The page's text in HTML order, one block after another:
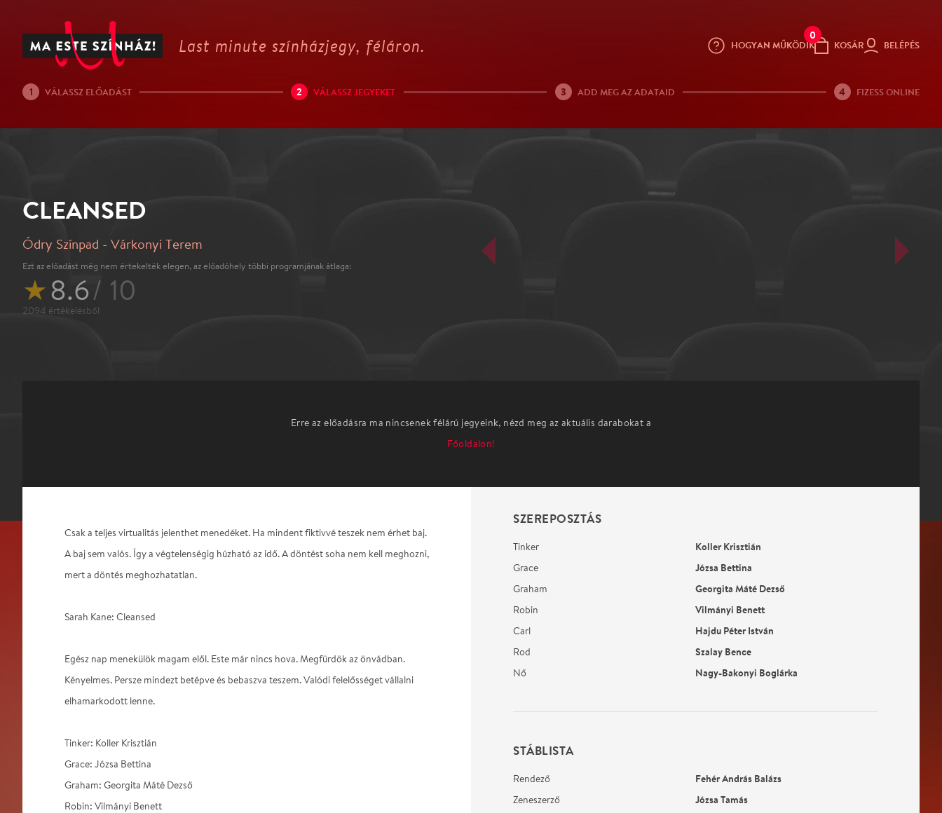
Last minute színházjegy, féláron. HOGYAN MŰKÖDIK
0
KOSÁR BELÉPÉS
1 VÁLASSZ ELŐADÁST 2 VÁLASSZ JEGYEKET 3 ADD MEG AZ ADATAID 4 FIZESS ONLINE
CLEANSED
Ódry Színpad - Várkonyi Terem
Ezt az előadást még nem értekelték elegen, az előadóhely többi programjának átlaga:
★8.6/ 10
2094 értékelésből
Erre az előadásra ma nincsenek félárú jegyeink, nézd meg az aktuális darabokat a
Főoldalon!
Csak a teljes virtualitás jelenthet menedéket. Ha mindent fiktivvé teszek nem érhet baj.
A baj sem valós. Így a végtelenségig húzható az idő. A döntést soha nem kell meghozni,
mert a döntés meghozhatatlan.
Sarah Kane: Cleansed
Egész nap menekülök magam elől. Este már nincs hova. Megfürdök az önvádban.
Kényelmes. Persze mindezt betépve és bebaszva teszem. Valódi felelősséget vállalni
elhamarkodott lenne.
Tinker: Koller Krisztián
Grace: Józsa Bettina
Graham: Georgita Máté Dezső
Robin: Vilmányi Benett
SZEREPOSZTÁS
Tinker Koller Krisztián
Grace Józsa Bettina
Graham Georgita Máté Dezső
Robin Vilmányi Benett
Carl Hajdu Péter István
Rod Szalay Bence
Nő Nagy-Bakonyi Boglárka
STÁBLISTA
Rendező Fehér András Balázs
Zeneszerző Józsa Tamás